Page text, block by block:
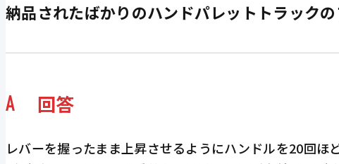
納品されたばかりのハンドパレットトラックの
回答
レバーを握ったまま上昇させるようにハンドルを20回